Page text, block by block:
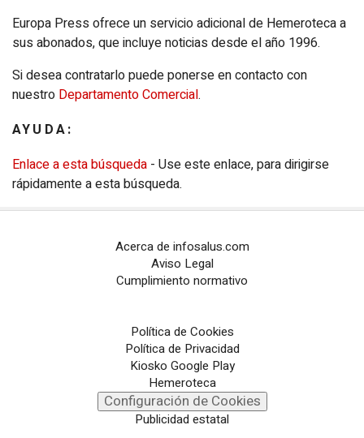
Europa Press ofrece un servicio adicional de Hemeroteca a
sus abonados, que incluye noticias desde el año 1996.
Si desea contratarlo puede ponerse en contacto con
nuestro Departamento Comercial.
AYUDA:
Enlace a esta búsqueda - Use este enlace, para dirigirse
rápidamente a esta búsqueda.
Acerca de infosalus.com
Aviso Legal
Cumplimiento normativo
Política de Cookies
Política de Privacidad
Kiosko Google Play
Hemeroteca
Configuración de Cookies
Publicidad estatal